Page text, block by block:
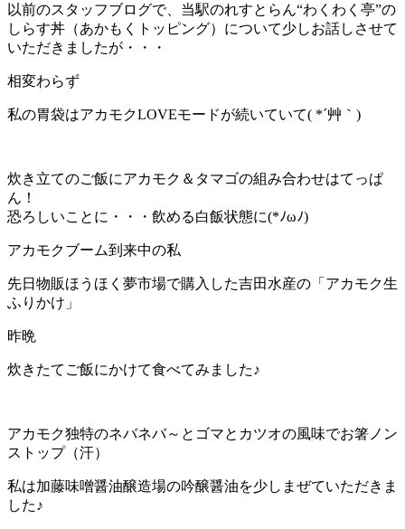
以前のスタッフブログで、当駅のれすとらん“わくわく亭”の
しらす丼（あかもくトッピング）について少しお話しさせて
いただきましたが・・・
相変わらず
私の胃袋はアカモクLOVEモードが続いていて( *´艸｀)
炊き立てのご飯にアカモク＆タマゴの組み合わせはてっぱ
ん！
恐ろしいことに・・・ 飲める白飯状態に(*ﾉωﾉ)
アカモクブーム到来中の私
先日物販ほうほく夢市場で購入した吉田水産の「アカモク生
ふりかけ」
昨晩
炊きたてご飯にかけて食べてみました♪
アカモク独特のネバネバ～とゴマとカツオの風味でお箸ノン
ストップ（汗）
私は加藤味噌醤油醸造場の吟醸醤油を少しまぜていただきま
した♪